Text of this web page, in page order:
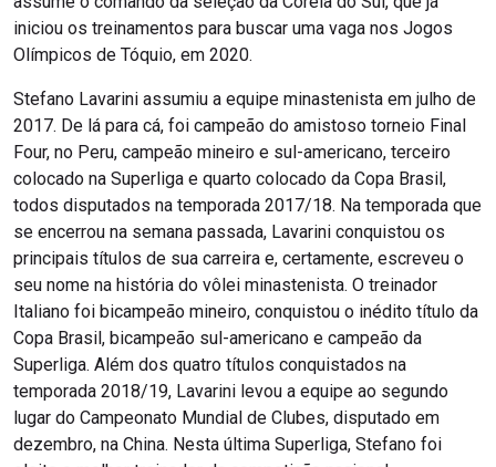
iniciou os treinamentos para buscar uma vaga nos Jogos
Olímpicos de Tóquio, em 2020.
Stefano Lavarini assumiu a equipe minastenista em julho de
2017. De lá para cá, foi campeão do amistoso torneio Final
Four, no Peru, campeão mineiro e sul-americano, terceiro
colocado na Superliga e quarto colocado da Copa Brasil,
todos disputados na temporada 2017/18. Na temporada que
se encerrou na semana passada, Lavarini conquistou os
principais títulos de sua carreira e, certamente, escreveu o
seu nome na história do vôlei minastenista. O treinador
Italiano foi bicampeão mineiro, conquistou o inédito título da
Copa Brasil, bicampeão sul-americano e campeão da
Superliga. Além dos quatro títulos conquistados na
temporada 2018/19, Lavarini levou a equipe ao segundo
lugar do Campeonato Mundial de Clubes, disputado em
dezembro, na China. Nesta última Superliga, Stefano foi